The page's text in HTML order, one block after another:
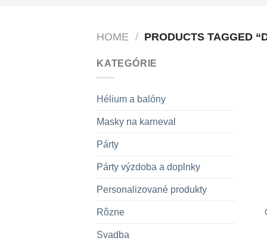
HOME / PRODUCTS TAGGED
KATEGÓRIE
Hélium a balóny
Masky na karneval
Párty
Párty výzdoba a doplnky
Personalizované produkty
Rôzne
Svadba